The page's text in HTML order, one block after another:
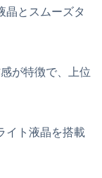
晶とスムーズタ
が特徴で、上位
イト液晶を搭載